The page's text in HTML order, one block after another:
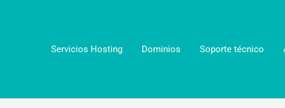
Servicios Hosting Dominios Soporte técnico